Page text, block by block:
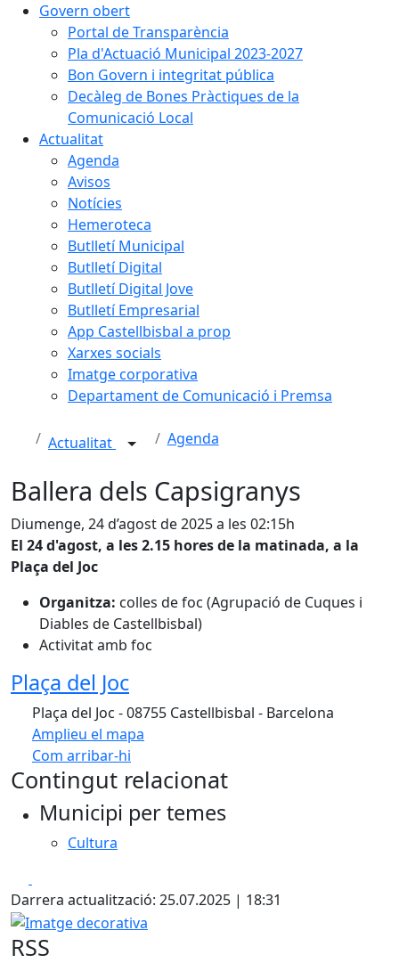
Govern obert
Portal de Transparència
Pla d'Actuació Municipal 2023-2027
Bon Govern i integritat pública
Decàleg de Bones Pràctiques de la
Comunicació Local
Actualitat
Agenda
Avisos
Notícies
Hemeroteca
Butlletí Municipal
Butlletí Digital
Butlletí Digital Jove
Butlletí Empresarial
App Castellbisbal a prop
Xarxes socials
Imatge corporativa
Departament de Comunicació i Premsa
Actualitat Agenda
Ballera dels Capsigranys
Diumenge, 24 d’agost de 2025 a les 02:15h
El 24 d'agost, a les 2.15 hores de la matinada, a la
Plaça del Joc
Organitza: colles de foc (Agrupació de Cuques i
Diables de Castellbisbal)
Activitat amb foc
Plaça del Joc
Plaça del Joc - 08755 Castellbisbal - Barcelona
Amplieu el mapa
Com arribar-hi
+
Contingut relacionat
Municipi per temes
Cultura
Darrera actualització: 25.07.2025 | 18:31
Imatge decorativa
RSS